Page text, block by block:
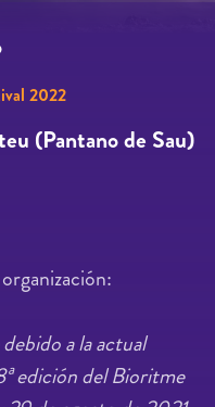
2022
(Pantano de Sau)
a la actual
edición del Bioritme